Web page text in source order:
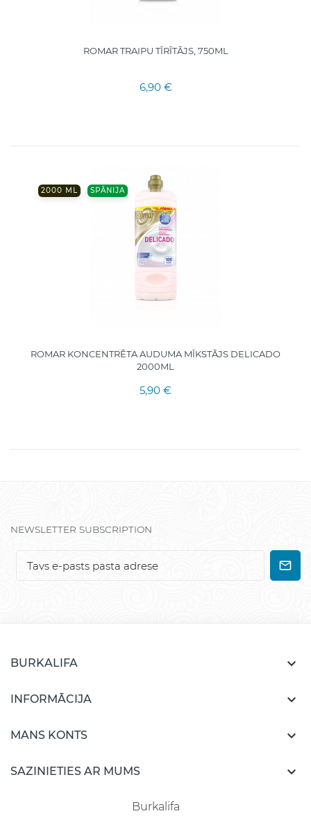
ROMAR TRAIPU TĪRĪTĀJS, 750ML
6,90 €
2000 ML SPĀNIJA
ROMAR KONCENTRĒTA AUDUMA MĪKSTĀJS DELICADO
2000ML
5,90 €
NEWSLETTER SUBSCRIPTION
BURKALIFA 
INFORMĀCIJA 
MANS KONTS 
SAZINIETIES AR MUMS 
Burkalifa